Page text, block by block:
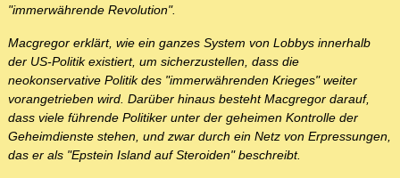
"immerwährende Revolution".
Macgregor erklärt, wie ein ganzes System von Lobbys innerhalb
der US-Politik existiert, um sicherzustellen, dass die
neokonservative Politik des "immerwährenden Krieges" weiter
vorangetrieben wird. Darüber hinaus besteht Macgregor darauf,
dass viele führende Politiker unter der geheimen Kontrolle der
Geheimdienste stehen, und zwar durch ein Netz von Erpressungen,
das er als "Epstein Island auf Steroiden" beschreibt.